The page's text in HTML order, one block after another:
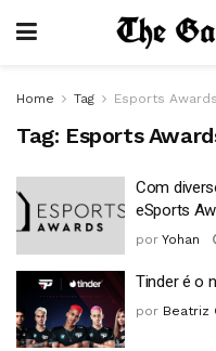
Home Tag Esports Awards
Tag: Esports
Com
eSports
por Yohan
Tinder é o
por Beatriz